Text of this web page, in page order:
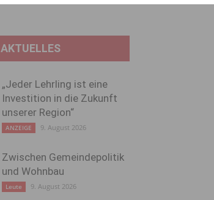
AKTUELLES
„Jeder Lehrling ist eine
Investition in die Zukunft
unserer Region“
ANZEIGE 9. August 2026
Zwischen Gemeindepolitik
und Wohnbau
Leute 9. August 2026